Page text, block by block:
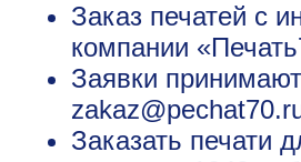
Заказ печатей с
компании
Заявки
Заказать печати